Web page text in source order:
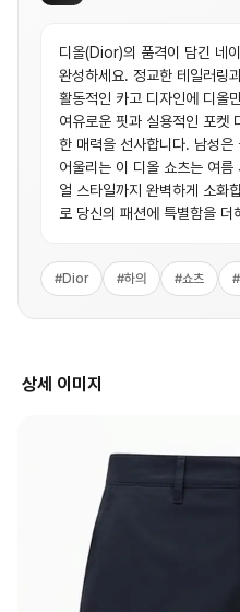
디올(Dior)의 품격이 담긴 네
완성하세요. 정교한 테일러링
활동적인 카고 디자인에 디올
여유로운 핏과 실용적인 포켓
한 매력을 선사합니다. 남성은
어울리는 이 디올 쇼츠는 여
얼 스타일까지 완벽하게 소화
로 당신의 패션에 특별함을 더
#Dior #하의 #쇼츠 #
상세 이미지